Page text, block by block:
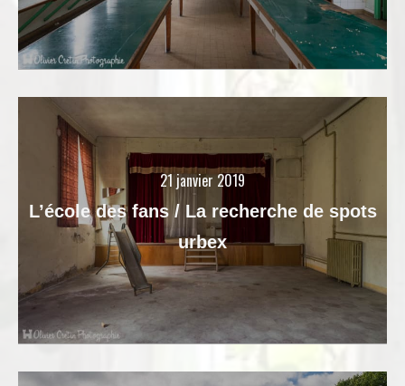
21 janvier 2019
L’école des fans / La recherche de spots
urbex